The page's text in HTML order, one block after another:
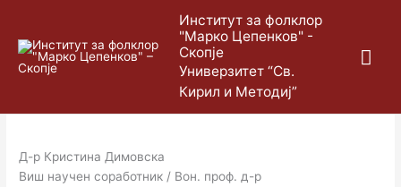
content
Институт за фолклор
"Марко Цепенков" -
Скопје
Универзитет “Св.
Кирил и Методиј”
Д-р Кристина Димовска
Виш научен соработник / Вон. проф. д-р